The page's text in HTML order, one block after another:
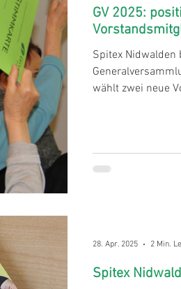
GV 2025:
Spitex
wählt zwei neue
Spitex
28. Apr. 2025 2 Min.